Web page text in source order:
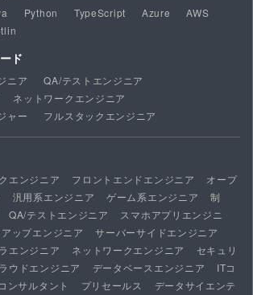
Python TypeScript Azure
AWS
ド
ニア
QA/テストエンジニア
ネットワークエンジニア
ャー
フルスタックエンジニア
エンジニア フロントエンドエンジニア
オープ
汎用系エンジニア ゲーム系エンジニア
制
QA/テストエンジニア
スマホアプリエンジニ
ップエンジニア
サーバーサイドエンジニア
エンジニア ネットワークエンジニア
セキュリ
ウドエンジニア データベースエンジニア
ITコ
ンサルタント プリセールス
データサイエンテ